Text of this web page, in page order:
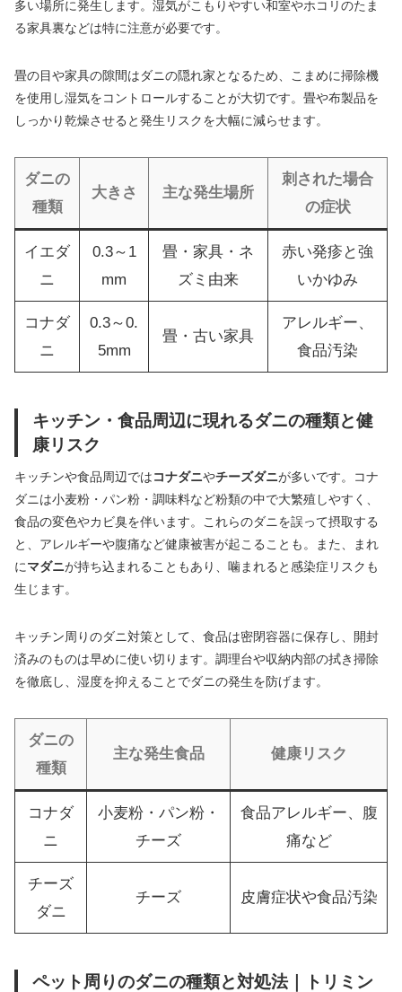
多い場所に発生します。湿気がこもりやすい和室やホコリのたま
る家具裏などは特に注意が必要です。
畳の目や家具の隙間はダニの隠れ家となるため、こまめに掃除機
を使用し湿気をコントロールすることが大切です。畳や布製品を
しっかり乾燥させると発生リスクを大幅に減らせます。
ダニの
種類
大きさ 主な発生場所
刺された場合
の症状
イエダ
ニ
0.3～1
mm
畳・家具・ネ
ズミ由来
赤い発疹と強
いかゆみ
コナダ
ニ
0.3～0.
5mm
畳・古い家具
アレルギー、
食品汚染
キッチン・食品周辺に現れるダニの種類と健
康リスク
キッチンや食品周辺ではコナダニやチーズダニが多いです。コナ
ダニは小麦粉・パン粉・調味料など粉類の中で大繁殖しやすく、
食品の変色やカビ臭を伴います。これらのダニを誤って摂取する
と、アレルギーや腹痛など健康被害が起こることも。また、まれ
にマダニが持ち込まれることもあり、噛まれると感染症リスクも
生じます。
キッチン周りのダニ対策として、食品は密閉容器に保存し、開封
済みのものは早めに使い切ります。調理台や収納内部の拭き掃除
を徹底し、湿度を抑えることでダニの発生を防げます。
ダニの
種類
主な発生食品 健康リスク
コナダ
ニ
小麦粉・パン粉・
チーズ
食品アレルギー、腹
痛など
チーズ
ダニ
チーズ 皮膚症状や食品汚染
ペット周りのダニの種類と対処法｜トリミン